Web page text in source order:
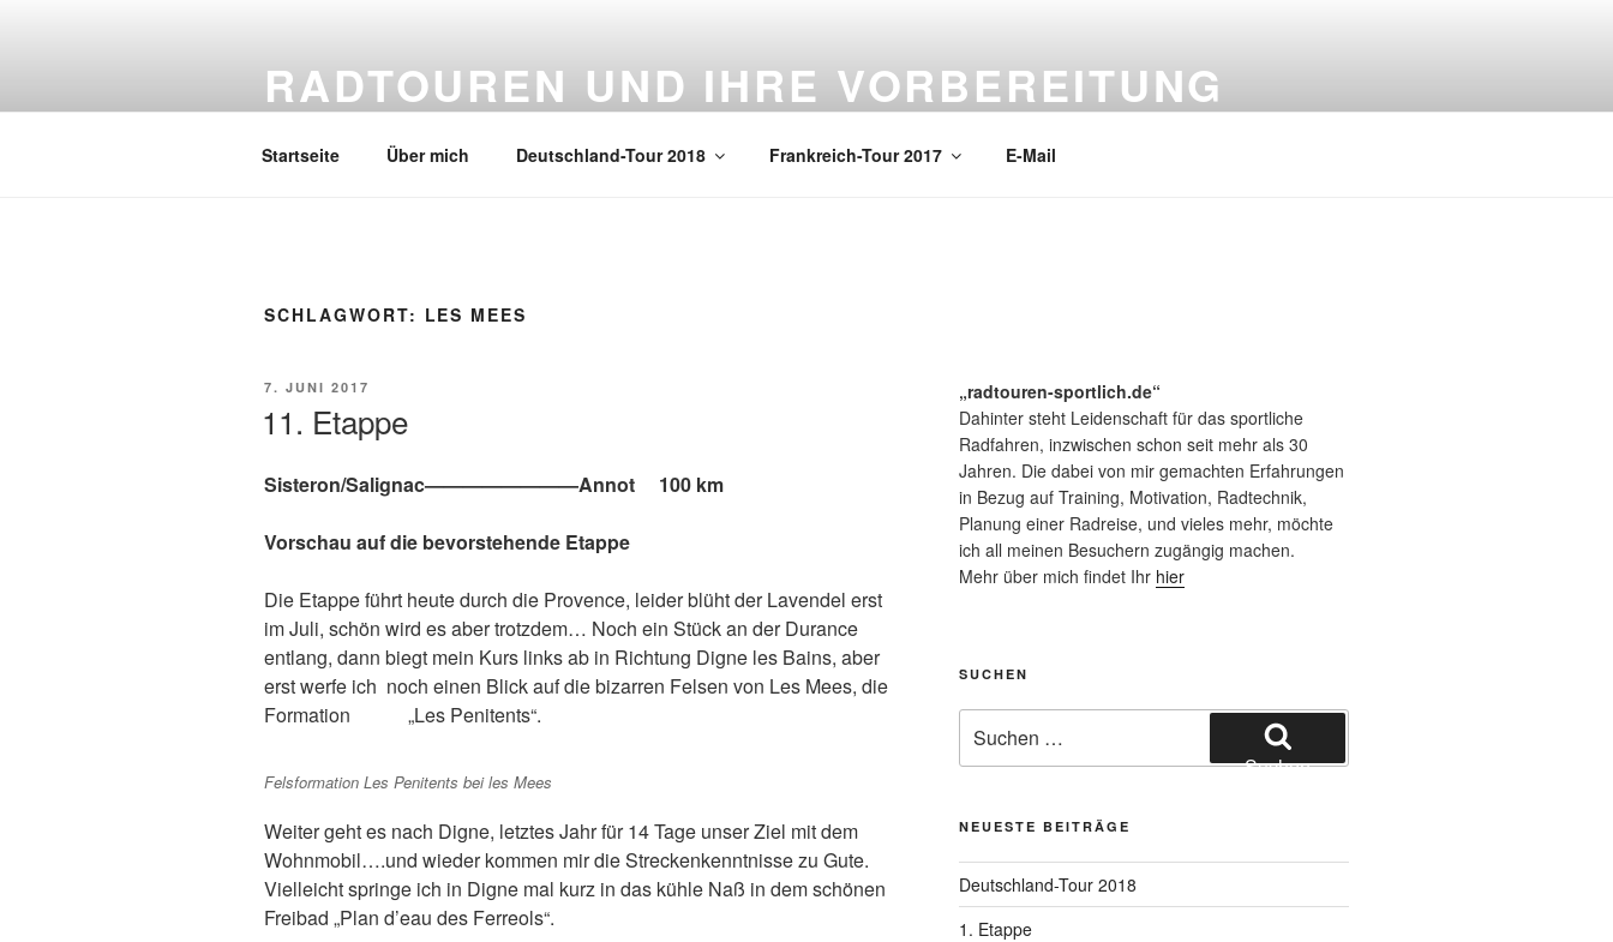
RADTOUREN UND IHRE VORBEREITUNG
Startseite Über mich Deutschland-Tour 2018 Frankreich-Tour 2017 E-Mail
SCHLAGWORT: LES MEES
VERÖFFENTLICHT
7. JUNI 2017
11. Etappe
Sisteron/Salignac————————Annot 100 km
Vorschau auf die bevorstehende Etappe
Die Etappe führt heute durch die Provence, leider blüht der Lavendel erst
im Juli, schön wird es aber trotzdem… Noch ein Stück an der Durance
entlang, dann biegt mein Kurs links ab in Richtung Digne les Bains, aber
erst werfe ich noch einen Blick auf die bizarren Felsen von Les Mees, die
Formation „Les Penitents“.
Felsformation Les Penitents bei les Mees
Weiter geht es nach Digne, letztes Jahr für 14 Tage unser Ziel mit dem
Wohnmobil….und wieder kommen mir die Streckenkenntnisse zu Gute.
Vielleicht springe ich in Digne mal kurz in das kühle Naß in dem schönen
Freibad „Plan d’eau des Ferreols“.
„radtouren-sportlich.de“
Dahinter steht Leidenschaft für das sportliche
Radfahren, inzwischen schon seit mehr als 30
Jahren. Die dabei von mir gemachten Erfahrungen
in Bezug auf Training, Motivation, Radtechnik,
Planung einer Radreise, und vieles mehr, möchte
ich all meinen Besuchern zugängig machen.
Mehr über mich findet Ihr hier
SUCHEN
nach:
Suchen
NEUESTE BEITRÄGE
Deutschland-Tour 2018
1. Etappe